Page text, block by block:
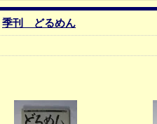
季刊 どるめん